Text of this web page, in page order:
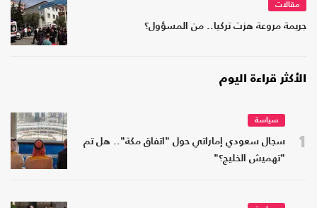
مقالات
جريمة مروعة هزت تركيا.. من المسؤول؟
الأكثر قراءة اليوم
1
سياسة
سجال سعودي إماراتي حول "اتفاق مكة".. هل تم
"تهميش الخليج؟"